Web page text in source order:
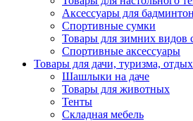
Аксессуары для
Спортивные сумки
Товары для зимних видов
Спортивные аксессуары
Товары для дачи, туризма,
Шашлыки на даче
Товары для животных
Тенты
Складная мебель